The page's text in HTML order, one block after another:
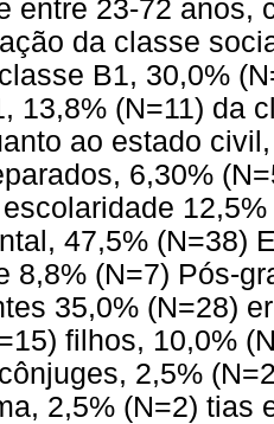
entre 23-72 anos,
da classe
B1, 30,0%
13,8% (N=11) da
ao estado
6,30%
47,5% (N=38)
8,8% (N=7) Pós-
35,0% (N=28)
filhos, 10,0%
2,5%
2,5% (N=2) tias